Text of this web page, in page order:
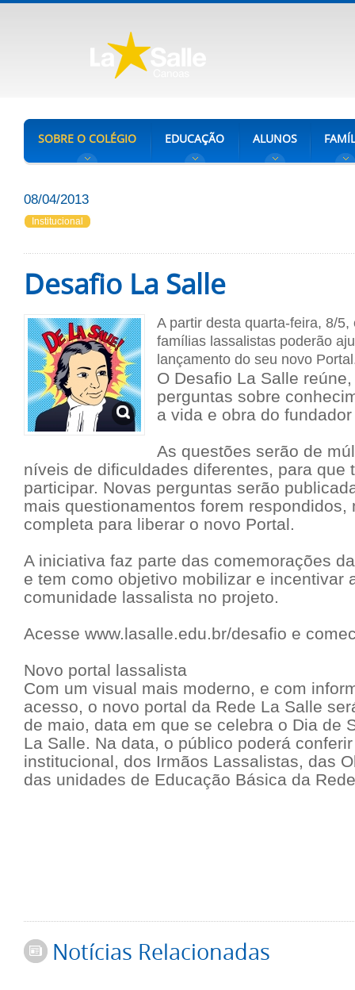
SOBRE O COLÉGIO EDUCAÇÃO ALUNOS
08/04/2013
Institucional
Desafio La Salle
A partir desta quarta-feira, 8/
famílias lassalistas poderão
lançamento do seu novo
O Desafio La Salle
perguntas sobre
a vida e obra do
As questões serão de
níveis de dificuldades diferentes, para que
participar. Novas perguntas serão
mais questionamentos forem respondidos,
completa para liberar o novo Portal.
A iniciativa faz parte das comemorações
e tem como objetivo mobilizar e incentivar
comunidade lassalista no projeto.
Acesse www.lasalle.edu.br/desafio e
Novo portal lassalista
Com um visual mais moderno, e com
acesso, o novo portal da Rede La Salle
de maio, data em que se celebra o Dia de
La Salle. Na data, o público poderá
institucional, dos Irmãos Lassalistas, das
das unidades de Educação Básica da
Notícias Relacionadas